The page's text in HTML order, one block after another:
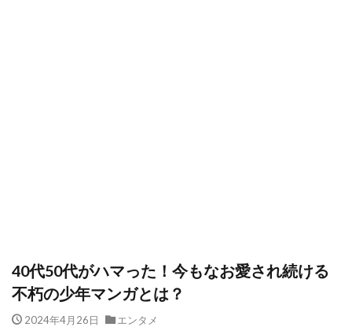
40代50代がハマった！今もなお愛され続ける
不朽の少年マンガとは？
2024年4月26日 エンタメ